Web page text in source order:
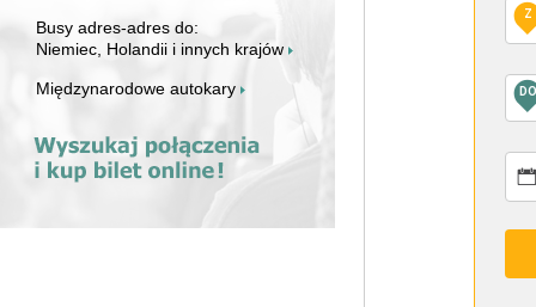
Busy adres-adres do:
Niemiec, Holandii i innych krajów
Międzynarodowe autokary
Z
DO